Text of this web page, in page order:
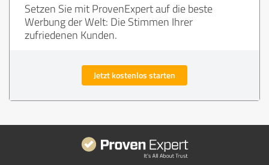
Setzen Sie mit ProvenExpert auf die beste
Werbung der Welt: Die Stimmen Ihrer
zufriedenen Kunden.
Jetzt kostenlos starten